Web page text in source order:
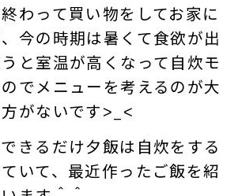
わって買い物をしてお家に
今の時期は暑くて食欲が出
と室温が高くなって自炊モ
でメニューを考えるのが大
がないです˃_˂
きるだけ夕飯は自炊をする
いて、最近作ったご飯を紹